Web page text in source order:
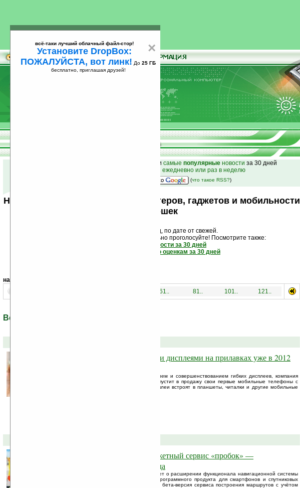
25
и самые популярные новости за 30 дней
на email ежедневно или раз в неделю
(что такое RSS?)
Новости мира карманных компьютеров, гаджетов и мобильности
от Ладошек
Новости показаны подряд, по дате от свежей.
Если новость вам понравилась - обязательно проголосуйте! Посмотрите также:
самые читаемые новости за 30 дней
самые лучшие новости по оценкам за 30 дней
навигация:
61.. 81.. 101.. 121..
Все новости по теме: «Samsung»
Устройства Samsung с гибкими дисплеями на прилавках уже в 2012
После многолетней работы над созданием и совершенствованием гибких дисплеев, компания
Samsung Electronics уже в 2012 году запустит в продажу свои первые мобильные телефоны с
OLED-экранами. Позже небьющиеся дисплеи встроят в планшеты, читалки и другие мобильные
В России появился сверхбюджетный сервис «пробок» —
обновленная версия Прогорода
Компания «Сидиком Навигация» объявляет о расширении функционала навигационной системы
«Прогород». В новой версии данного программного продукта для смартфонов и спутниковых
навигаторов появилась интегрированная бета-версия сервиса построения маршрутов с учётом
×
всё-таки лучший облачный файл-стор!
Установите DropBox:
ПОЖАЛУЙСТА, вот линк! До 25 ГБ
бесплатно, приглашая друзей!